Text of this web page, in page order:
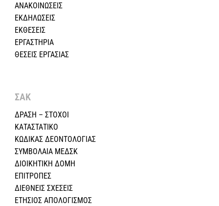
ΑΝΑΚΟΙΝΩΣΕΙΣ
ΕΚΔΗΛΩΣΕΙΣ
ΕΚΘΕΣΕΙΣ
ΕΡΓΑΣΤΗΡΙΑ
ΘΕΣΕΙΣ ΕΡΓΑΣΙΑΣ
ΣΑΚ
ΔΡΑΣΗ – ΣΤΟΧΟΙ
ΚΑΤΑΣΤΑΤΙΚΟ
ΚΩΔΙΚΑΣ ΔΕΟΝΤΟΛΟΓΙΑΣ
ΣΥΜΒΟΛΑΙΑ ΜΕΔΣΚ
ΔΙΟΙΚΗΤΙΚΗ ΔΟΜΗ
ΕΠΙΤΡΟΠΕΣ
ΔΙΕΘΝΕΙΣ ΣΧΕΣEIΣ
ΕΤΗΣΙΟΣ ΑΠΟΛΟΓΙΣΜΟΣ